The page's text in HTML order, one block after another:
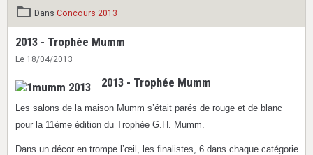
Dans Concours 2013
2013 - Trophée Mumm
Le 18/04/2013
2013 - Trophée Mumm
Les salons de la maison Mumm s’était parés de rouge et de blanc
pour la 11ème édition du Trophée G.H. Mumm.
Dans un décor en trompe l’œil, les finalistes, 6 dans chaque catégorie